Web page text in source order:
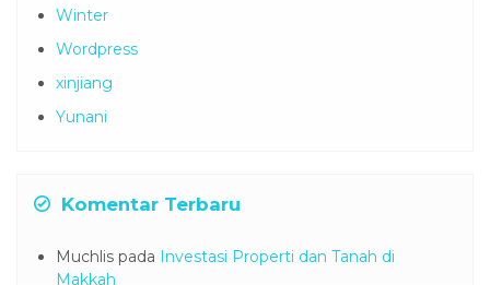
Winter
Wordpress
xinjiang
Yunani
Komentar Terbaru
Muchlis pada
Investasi Properti dan Tanah di
Makkah